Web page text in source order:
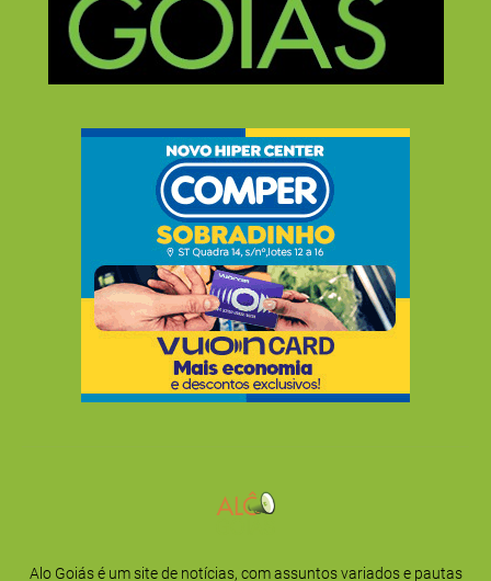
Alo Goiás é um site de notícias, com assuntos variados e pautas